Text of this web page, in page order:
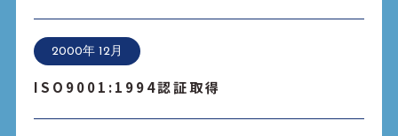
2000年 12月
ISO9001:1994認証取得